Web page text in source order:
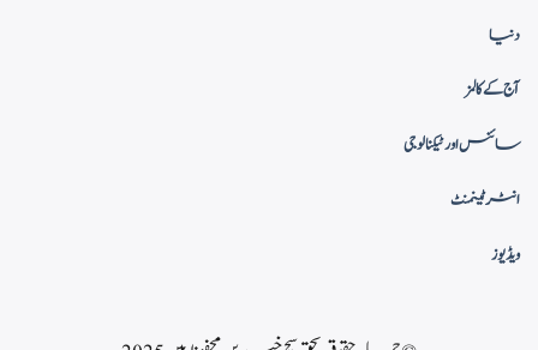
دنیا
آج کے کالمز
سائنس اور ٹیکنالوجی
انٹرٹینمنٹ
ویڈیوز